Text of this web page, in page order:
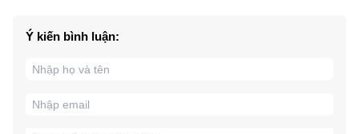
Ý kiến bình luận: